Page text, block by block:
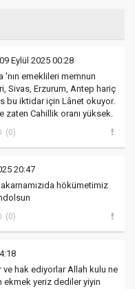
Eylül 2025 00:28
'nın emeklileri memnun
Sivas, Erzurum, Antep hariç
bu iktidar için Lânet okuyor.
zaten Cahillik oranı yüksek.
(0)
20:47
hökümetimiz
(0)
ve hak ediyorlar Allah kulu ne
ekmek yeriz dediler yiyin